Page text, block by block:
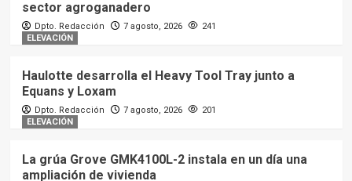
sector agroganadero
Dpto. Redacción 7 agosto, 2026
241
ELEVACIÓN
Haulotte desarrolla el Heavy Tool Tray junto a
Equans y Loxam
Dpto. Redacción 7 agosto, 2026
201
ELEVACIÓN
La grúa Grove GMK4100L-2 instala en un día una
ampliación de vivienda